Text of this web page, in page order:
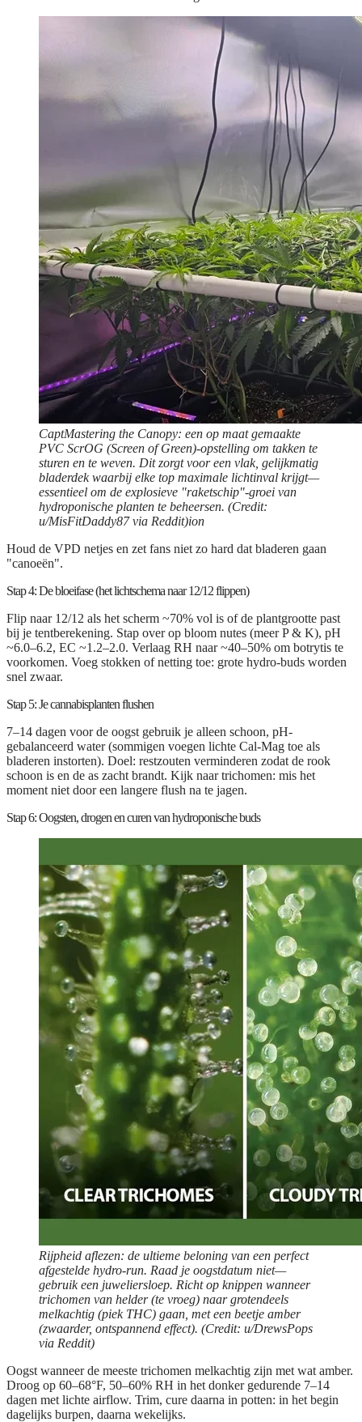
CaptMastering the Canopy: een op maat gemaakte
PVC ScrOG (Screen of Green)-opstelling om takken te
sturen en te weven. Dit zorgt voor een vlak, gelijkmatig
bladerdek waarbij elke top maximale lichtinval krijgt—
essentieel om de explosieve "raketschip"-groei van
hydroponische planten te beheersen. (Credit:
u/MisFitDaddy87 via Reddit)ion
Houd de VPD netjes en zet fans niet zo hard dat bladeren gaan
"canoeën".
Stap 4: De bloeifase (het lichtschema naar 12/12 flippen)
Flip naar 12/12 als het scherm ~70% vol is of de plantgrootte past
bij je tentberekening. Stap over op bloom nutes (meer P & K), pH
~6.0–6.2, EC ~1.2–2.0. Verlaag RH naar ~40–50% om botrytis te
voorkomen. Voeg stokken of netting toe: grote hydro-buds worden
snel zwaar.
Stap 5: Je cannabisplanten flushen
7–14 dagen voor de oogst gebruik je alleen schoon, pH-
gebalanceerd water (sommigen voegen lichte Cal-Mag toe als
bladeren instorten). Doel: restzouten verminderen zodat de rook
schoon is en de as zacht brandt. Kijk naar trichomen: mis het
moment niet door een langere flush na te jagen.
Stap 6: Oogsten, drogen en curen van hydroponische buds
Rijpheid aflezen: de ultieme beloning van een perfect
afgestelde hydro-run. Raad je oogstdatum niet—
gebruik een juweliersloep. Richt op knippen wanneer
trichomen van helder (te vroeg) naar grotendeels
melkachtig (piek THC) gaan, met een beetje amber
(zwaarder, ontspannend effect). (Credit: u/DrewsPops
via Reddit)
Oogst wanneer de meeste trichomen melkachtig zijn met wat amber.
Droog op 60–68°F, 50–60% RH in het donker gedurende 7–14
dagen met lichte airflow. Trim, cure daarna in potten: in het begin
dagelijks burpen, daarna wekelijks.